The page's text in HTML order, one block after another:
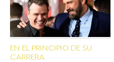
EN EL PRINCIPIO DE SU
CARRERA